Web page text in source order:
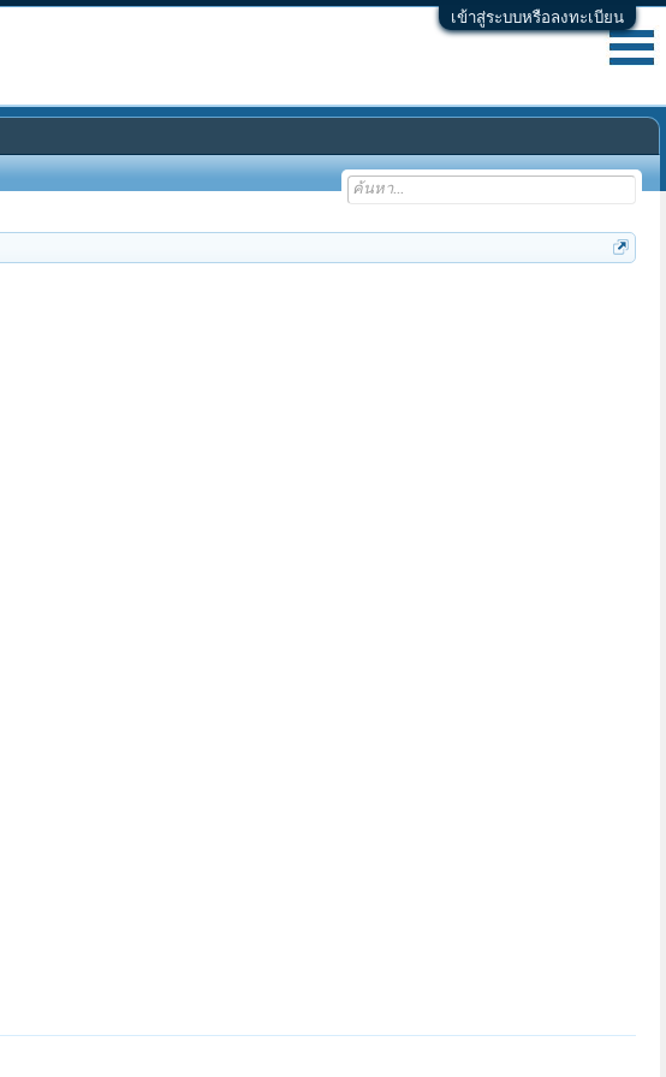
เข้าสู่ระบบหรือลงทะเบียน